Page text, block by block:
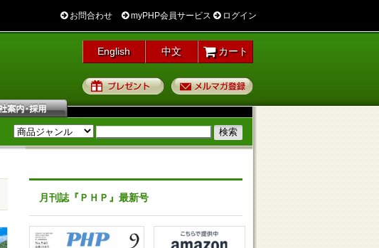
お問合わせ myPHP会員サービス ログイン
English 中文 カート
プレゼント
月刊誌『ＰＨＰ』最新号